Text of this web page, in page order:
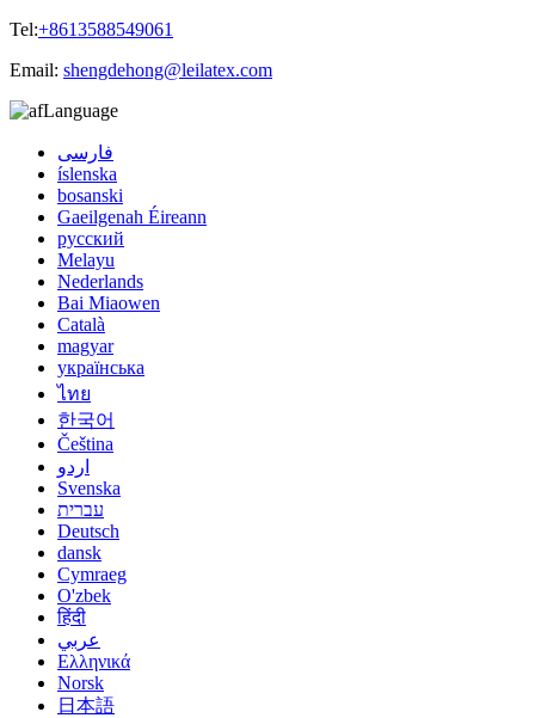
Tel:+8613588549061
Email: shengdehong@leilatex.com
Language
فارسی
íslenska
bosanski
Gaeilgenah Éireann
русский
Melayu
Nederlands
Bai Miaowen
Català
magyar
українська
ไทย
한국어
Čeština
اردو
Svenska
עברית
Deutsch
dansk
Cymraeg
O'zbek
हिंदी
عربي
Ελληνικά
Norsk
日本語